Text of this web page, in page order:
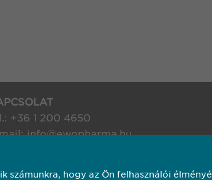
+36 1 200 4650
info@ewopharma.hu
számunkra, hogy az Ön felhasználói